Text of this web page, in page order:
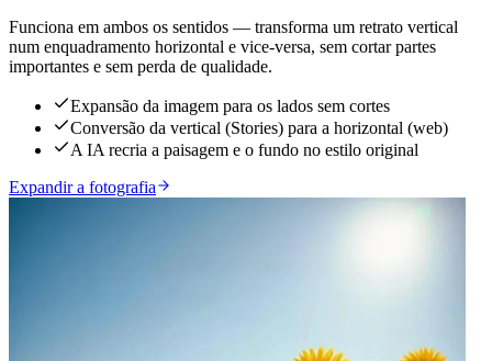
Funciona em ambos os sentidos — transforma um retrato vertical
num enquadramento horizontal e vice-versa, sem cortar partes
importantes e sem perda de qualidade.
Expansão da imagem para os lados sem cortes
Conversão da vertical (Stories) para a horizontal (web)
A IA recria a paisagem e o fundo no estilo original
Expandir a fotografia